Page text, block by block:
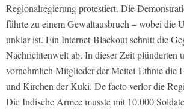
Regionalregierung protestiert. Die
führte zu einem Gewaltausbruch – wobei die
unklar ist. Ein Internet-Blackout schnitt die
Nachrichtenwelt ab. In dieser Zeit plünderten
vornehmlich Mitglieder der Meitei-Ethnie die
und Kirchen der Kuki. De facto verlor die
Die Indische Armee musste mit 10.000